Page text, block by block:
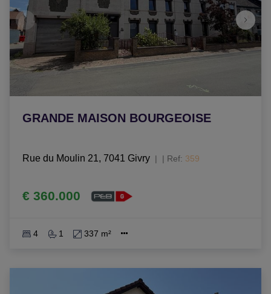
GRANDE MAISON BOURGEOISE
Rue du Moulin 21, 7041 Givry | Ref: 359
€ 360.000
4 1 337 m²